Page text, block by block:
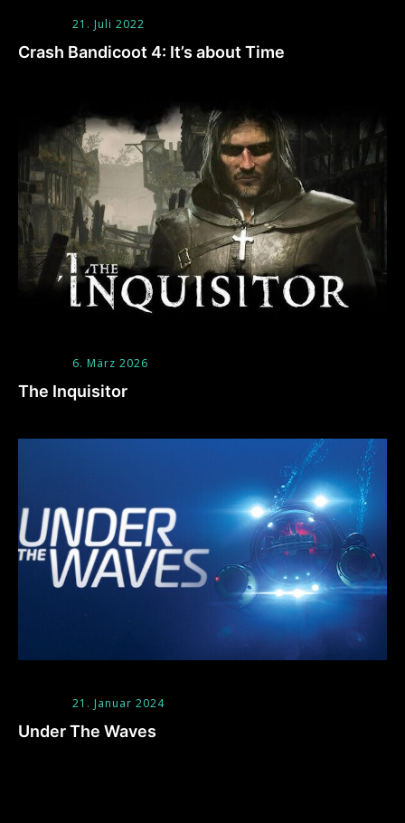
21. Juli 2022
Crash Bandicoot 4: It’s about Time
6. März 2026
The Inquisitor
21. Januar 2024
Under The Waves